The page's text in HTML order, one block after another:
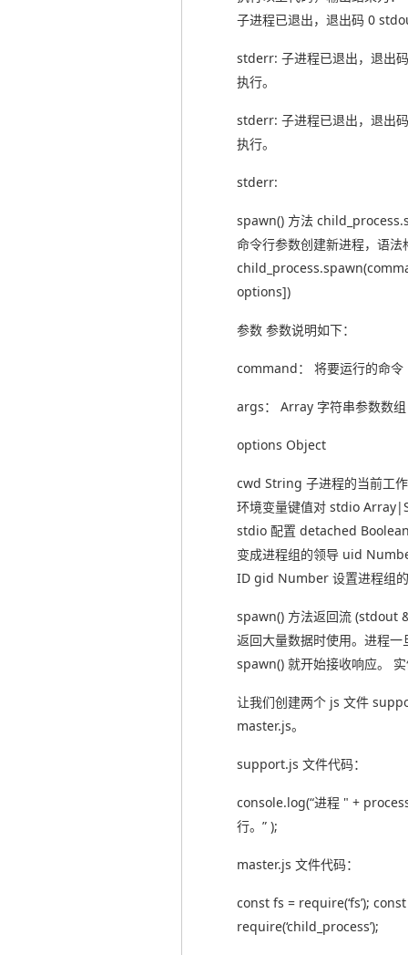
子进程已退出，退出码 0
stderr: 子进程已退出，退出
执行。
stderr: 子进程已退出，退出
执行。
stderr:
spawn() 方法
命令行参数创建新进程，语法
options])
参数 参数说明如下：
command： 将要运行的命令
args： Array 字符串参数数组
options Object
cwd String 子进程的当前工
环境变量键值对 stdio
stdio 配置 detached
变成进程组的领导 uid
ID gid Number 设置进程组
spawn() 方法返回流 (stdout
返回大量数据时使用。进程一
spawn() 就开始接收响应。
让我们创建两个 js 文件
master.js。
support.js 文件代码：
console.log(“进程 " +
行。” );
master.js 文件代码：
const fs = require(‘fs’);
require(‘child_process’);